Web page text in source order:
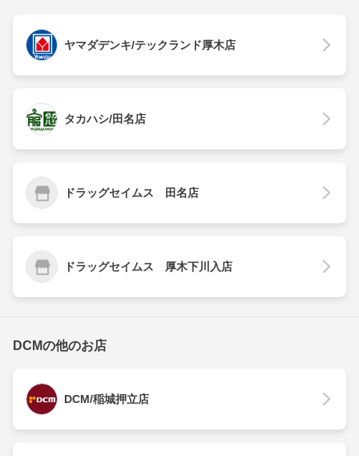
ヤマダデンキ/テックランド厚木店
タカハシ/田名店
ドラッグセイムス 田名店
ドラッグセイムス 厚木下川入店
DCMの他のお店
DCM/稲城押立店